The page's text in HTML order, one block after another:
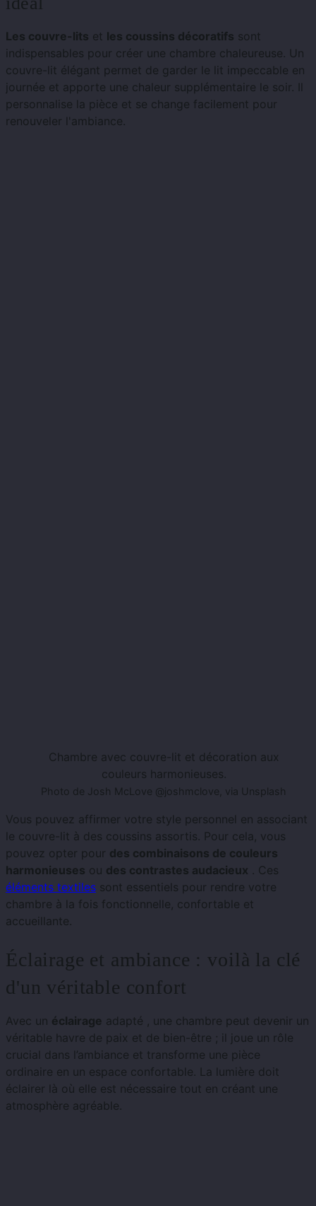
Les couvre-lits et les coussins décoratifs sont
indispensables pour créer une chambre chaleureuse. Un
couvre-lit élégant permet de garder le lit impeccable en
journée et apporte une chaleur supplémentaire le soir. Il
personnalise la pièce et se change facilement pour
renouveler l'ambiance.
Chambre avec couvre-lit et décoration aux
couleurs harmonieuses.
Photo de Josh McLove @joshmclove, via Unsplash
Vous pouvez affirmer votre style personnel en associant
le couvre-lit à des coussins assortis. Pour cela, vous
pouvez opter pour des combinaisons de couleurs
harmonieuses ou des contrastes audacieux . Ces
éléments textiles sont essentiels pour rendre votre
chambre à la fois fonctionnelle, confortable et
accueillante.
Éclairage et ambiance : voilà la clé
d'un véritable confort
Avec un éclairage adapté , une chambre peut devenir un
véritable havre de paix et de bien-être ; il joue un rôle
crucial dans l’ambiance et transforme une pièce
ordinaire en un espace confortable. La lumière doit
éclairer là où elle est nécessaire tout en créant une
atmosphère agréable.